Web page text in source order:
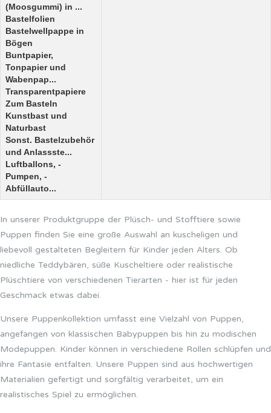
(Moosgummi) in ...
Bastelfolien
Bastelwellpappe in
Bögen
Buntpapier,
Tonpapier und
Wabenpap...
Transparentpapiere
Zum Basteln
Kunstbast und
Naturbast
Sonst. Bastelzubehör
und Anlassste...
Luftballons, -
Pumpen, -
Abfüllauto...
In unserer Produktgruppe der Plüsch- und Stofftiere sowie
Puppen finden Sie eine große Auswahl an kuscheligen und
liebevoll gestalteten Begleitern für Kinder jeden Alters. Ob
niedliche Teddybären, süße Kuscheltiere oder realistische
Plüschtiere von verschiedenen Tierarten - hier ist für jeden
Geschmack etwas dabei.
Unsere Puppenkollektion umfasst eine Vielzahl von Puppen,
angefangen von klassischen Babypuppen bis hin zu modischen
Modepuppen. Kinder können in verschiedene Rollen schlüpfen und
ihre Fantasie entfalten. Unsere Puppen sind aus hochwertigen
Materialien gefertigt und sorgfältig verarbeitet, um ein
realistisches Spiel zu ermöglichen.